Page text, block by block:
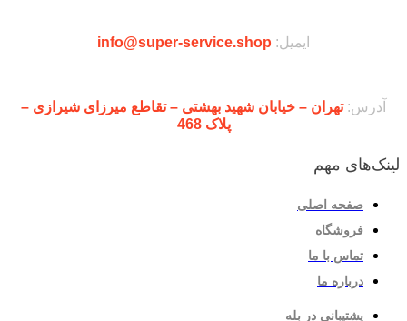
ایمیل: info@super-service.shop
آدرس:تهران – خیابان شهید بهشتی – تقاطع میرزای شیرازی –
پلاک 468
لینک‌های مهم
صفحه اصلی
فروشگاه
تماس با ما
درباره ما
پشتیبانی در بله